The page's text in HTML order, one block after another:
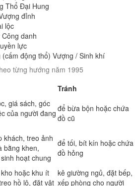
Thổ Đại Hung
đỉnh
lộc
Công danh
lực
động thổ) Vượng / Sinh khí
từng hướng năm 1995
Tránh
giá sách, góc
của người đang để bừa bộn hoặc chứa
đồ cũ
khách, treo ảnh
bằng khen,
hoạt chung
để tối, bít kín hoặc chứa
đồ hỏng
hoặc khu ít
hồ lô, đặt vật
kê giường ngủ, đặt bếp,
xếp phòng cho người